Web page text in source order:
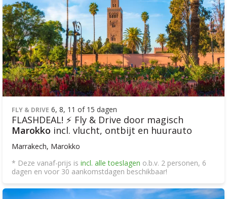
FLY & DRIVE 6, 8, 11 of 15 dagen
FLASHDEAL! ⚡ Fly & Drive door magisch
Marokko incl. vlucht, ontbijt en huurauto
Marrakech, Marokko
* Deze vanaf-prijs is incl. alle toeslagen o.b.v. 2 personen, 6
dagen en voor 30 aankomstdagen beschikbaar!